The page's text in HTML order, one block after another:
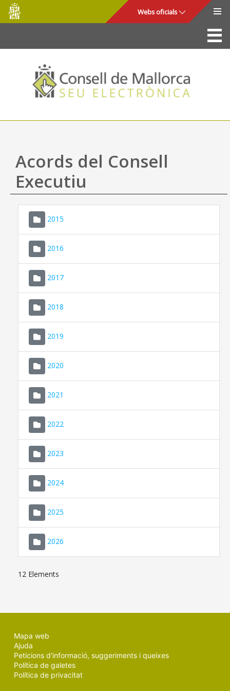
Salta al contingut principal
Consell
de
Mallorca
Webs oficials
La Seu
Consell de Mallorca
Accés i seguretat
Utilitats
Ajuda
Acords del Consell
Executiu
2015
2016
2017
2018
2019
2020
2021
2022
2023
2024
2025
2026
12 Elements
Mapa web
Ajuda
Peticions d'informació, suggeriments i queixes
Política de galetes
Política de privacitat